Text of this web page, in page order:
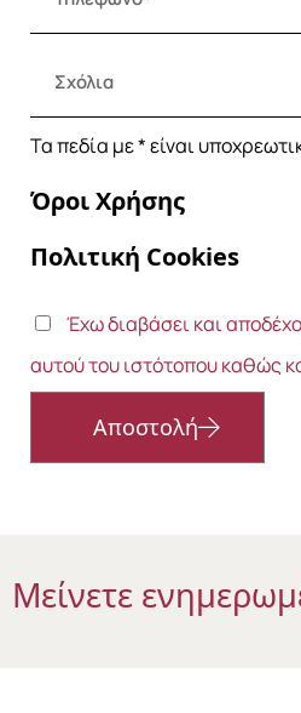
Τα πεδία με * είναι
Όροι Χρήσης
Πολιτική Cookies
Έχω διαβάσει και
αυτού του ιστότοπου καθώς
Αποστολή
Μείνετε